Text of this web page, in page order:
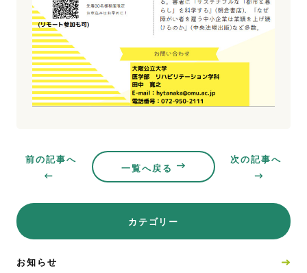
前の記事へ
一覧へ戻る
次の記事へ
カテゴリー
お知らせ